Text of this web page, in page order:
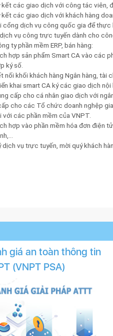
kết các giao dịch với công tác viên,
kết các giao dịch với khách hàng
cổng dịch vụ công quốc gia để
vụ công trực tuyến dành cho
ty phần mềm ERP, bán hàng:
hợp sản phẩm Smart CA vào các
ký số.
nối khối khách hàng Ngân hàng, tài
khai smart CA ký các giao dịch
cấp cho cá nhân giao dịch với
cho các Tổ chức doanh nghệp
với các phần mềm của VNPT.
hợp vào phần mềm hóa đơn điện
dịch vụ trực tuyến, mời quý khách
giá an toàn thông tin
(VNPT PSA)